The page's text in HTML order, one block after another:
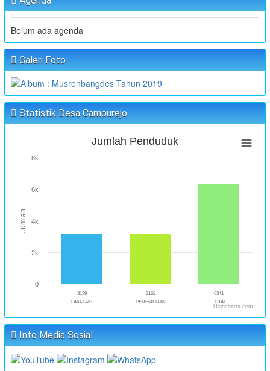
Belum ada agenda
Galeri Foto
Statistik Desa Campurejo
Jumlah
Jumlah Penduduk
3179
LAKI-LAKI
3162
PEREMPUAN
6341
TOTAL
0
2k
4k
6k
8k
Highcharts.com
Info Media Sosial